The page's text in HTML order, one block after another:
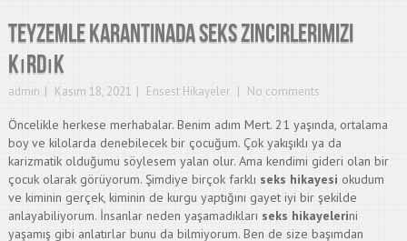
Teyzemle Karantinada Seks Zincirlerimizi
Kırdık
admin Kasım 18, 2021 Ensest Hikayeler No comments
Öncelikle herkese merhabalar. Benim adım Mert. 21 yaşında, ortalama
boy ve kilolarda denebilecek bir çocuğum. Çok yakışıklı ya da
karizmatik olduğumu söylesem yalan olur. Ama kendimi gideri olan bir
çocuk olarak görüyorum. Şimdiye birçok farklı seks hikayesi okudum
ve kiminin gerçek, kiminin de kurgu yaptığını gayet iyi bir şekilde
anlayabiliyorum. İnsanlar neden yaşamadıkları seks hikayelerini
yaşamış gibi anlatırlar bunu da bilmiyorum. Ben de size başımdan